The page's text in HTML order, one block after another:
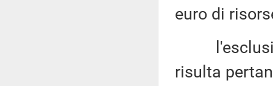
euro di
risulta